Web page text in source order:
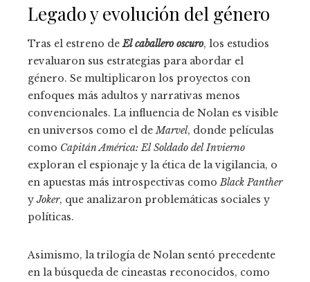
Legado y evolución del género
Tras el estreno deEl caballero oscuro, los estudios
revaluaron sus estrategias para abordar el
género. Se multiplicaron los proyectos con
enfoques más adultos y narrativas menos
convencionales. La influencia de Nolan es visible
en universos como el deMarvel, donde películas
como Capitán América: El Soldado del Invierno
exploran el espionaje y la ética de la vigilancia, o
en apuestas más introspectivas comoBlack Panther
yJoker, que analizaron problemáticas sociales y
políticas.
Asimismo, la trilogía de Nolan sentó precedente
en la búsqueda de cineastas reconocidos, como